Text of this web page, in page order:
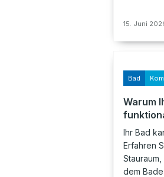
15. Juni
Bad
Warum
Ihr Bad
Erfahren
dem